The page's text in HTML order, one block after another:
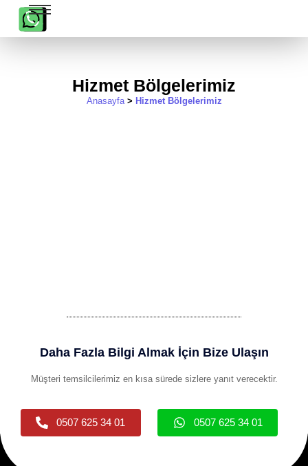
Hizmet Bölgelerimiz
Anasayfa > Hizmet Bölgelerimiz
Daha Fazla Bilgi Almak İçin Bize Ulaşın
Müşteri temsilcilerimiz en kısa sürede sizlere yanıt verecektir.
0507 625 34 01 0507 625 34 01